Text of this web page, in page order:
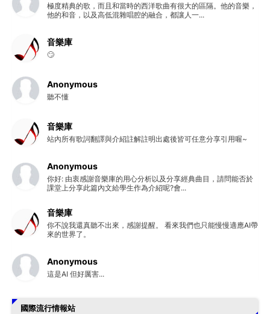
極度精典的歌，而且和當時的西洋歌曲有很大的區隔。他的音樂，
他的和音，以及高低混雜唱腔的融合，都讓人一...
音樂庫
🙄
Anonymous
聽不懂
音樂庫
站內所有歌詞翻譯與介紹註解註明出處後皆可任意分享引用喔~
Anonymous
你好: 由衷感謝音樂庫的用心分析以及分享經典曲目，請問能否於
課堂上分享此篇內文給學生作為介紹呢?會...
音樂庫
你不說我還真聽不出來，感謝提醒。 看來我們也只能慢慢適應AI帶
來的世界了。
Anonymous
這是AI 但好厲害...
國際流行情報站